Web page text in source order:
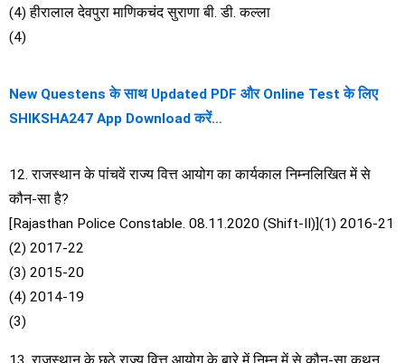
(4) हीरालाल देवपुरा माणिकचंद सुराणा बी. डी. कल्ला
(4)
New Questens के साथ Updated PDF और Online Test के लिए
SHIKSHA247 App Download करें…
12. राजस्थान के पांचवें राज्य वित्त आयोग का कार्यकाल निम्नलिखित में से
कौन-सा है?
[Rajasthan Police Constable. 08.11.2020 (Shift-II)](1) 2016-21
(2) 2017-22
(3) 2015-20
(4) 2014-19
(3)